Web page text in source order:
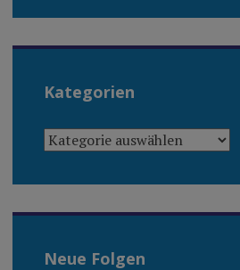
Kategorien
KATEGORIEN
Neue Folgen